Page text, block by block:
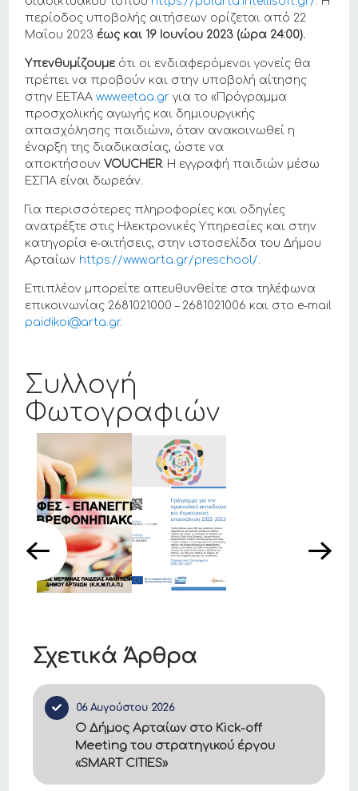
Σχετικά Άρθρα
06 Αυγούστου 2026
Ο Δήμος Αρταίων στο Kick-off
Meeting του στρατηγικού έργου
«SMART CITIES»
περίοδος υποβολής αιτήσεων ορίζεται από 22
Μαΐου 2023 έως και 19 Ιουνίου 2023 (ώρα 24:00).
Υπενθυμίζουμε ότι οι ενδιαφερόμενοι γονείς θα
πρέπει να προβούν και στην υποβολή αίτησης
στην ΕΕΤΑΑwww.eetaa.gr για το «Πρόγραμμα
προσχολικής αγωγής και δημιουργικής
απασχόλησης παιδιών», όταν ανακοινωθεί η
έναρξη της διαδικασίας, ώστε να
αποκτήσουνVOUCHER. Η εγγραφή παιδιών μέσω
ΕΣΠΑ είναι δωρεάν.
Για περισσότερες πληροφορίες και οδηγίες
ανατρέξτε στις Ηλεκτρονικές Υπηρεσίες και στην
κατηγορία e-αιτήσεις, στην ιστοσελίδα του Δήμου
Αρταίων https://www.arta.gr/preschool/.
Επιπλέον μπορείτε απευθυνθείτε στα τηλέφωνα
επικοινωνίας 2681021000 – 2681021006 και στο e-mail
paidikoi@arta.gr.
Συλλογή
Φωτογραφιών